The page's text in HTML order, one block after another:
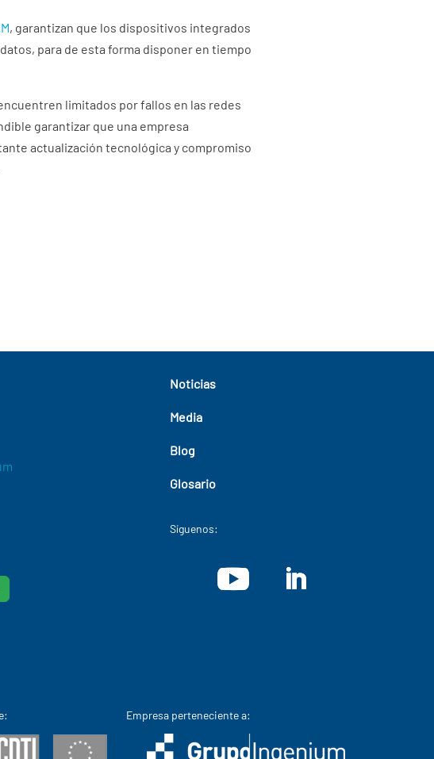
, garantizan que los dispositivos integrados
para de esta forma disponer en tiempo
limitados por fallos en las redes
garantizar que una empresa
actualización tecnológica y compromiso
Noticias
Media
Blog
Glosario
Síguenos:
Empresa perteneciente a: